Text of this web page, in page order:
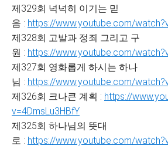
제329회 넉넉히 이기는 믿
음 : https://www.youtube.com/
제328회 고발과 정죄 그리고 구
원 : https://www.youtube.com/
제327회 영화롭게 하시는 하나
님 : https://www.youtube.com/
제326회 크나큰 계획 : https://
v=4DmsLu3HBfY
제325회 하나님의 뜻대
로 : https://www.youtube.com/